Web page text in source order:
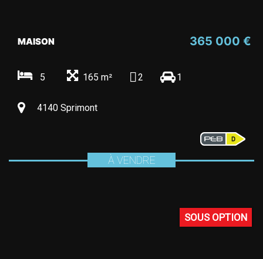
365 000 €
MAISON
5 165 m² 2 1
4140 Sprimont
À VENDRE
SOUS OPTION